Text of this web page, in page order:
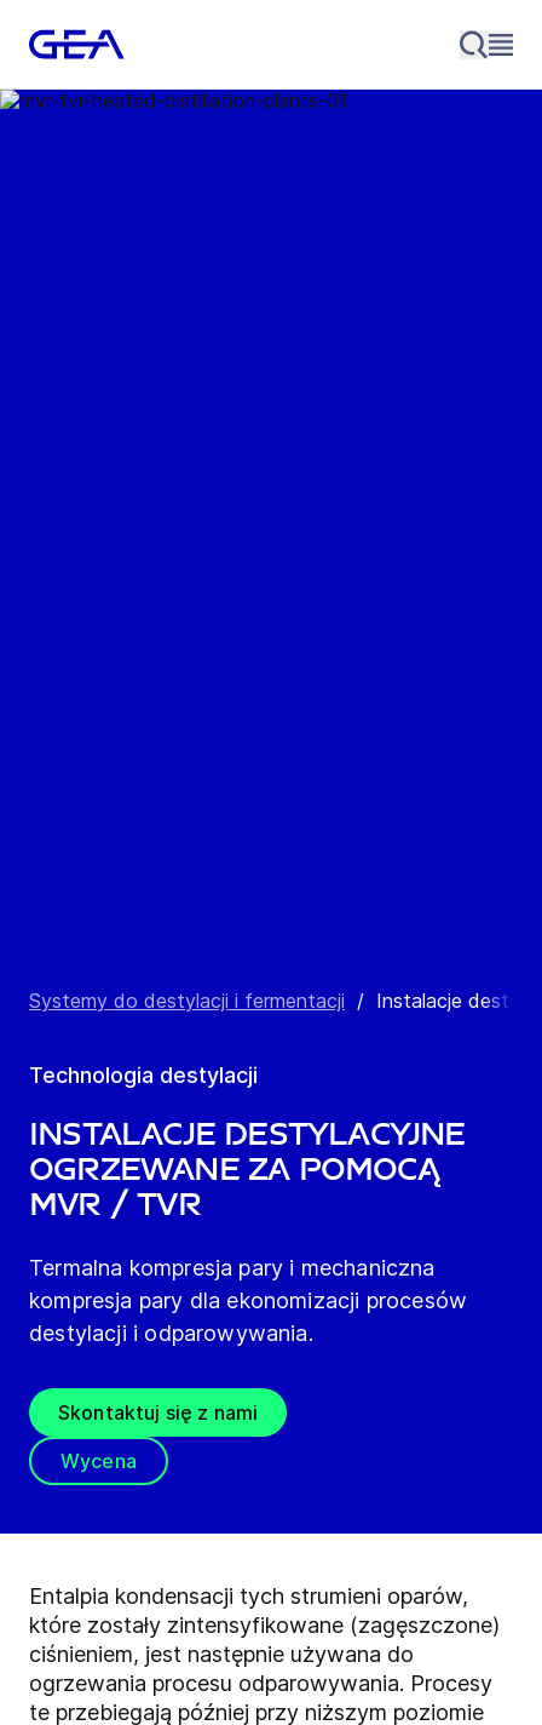
Systemy do destylacji i fermentacji / Instalacje
Technologia destylacji
Instalacje destylacyjne
ogrzewane za pomocą
MVR / TVR
Termalna kompresja pary i mechaniczna
kompresja pary dla ekonomizacji procesów
destylacji i odparowywania.
Skontaktuj się z nami
Wycena
Entalpia kondensacji tych strumieni oparów,
które zostały zintensyfikowane (zagęszczone)
ciśnieniem, jest następnie używana do
ogrzewania procesu odparowywania. Procesy
te przebiegają później przy niższym poziomie